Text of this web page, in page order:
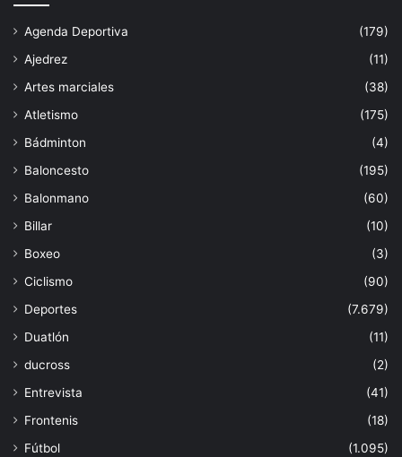
Agenda Deportiva
(179)
Ajedrez
(11)
Artes marciales
(38)
Atletismo
(175)
Bádminton
(4)
Baloncesto
(195)
Balonmano
(60)
Billar
(10)
Boxeo
(3)
Ciclismo
(90)
Deportes
(7.679)
Duatlón
(11)
ducross
(2)
Entrevista
(41)
Frontenis
(18)
Fútbol
(1.095)